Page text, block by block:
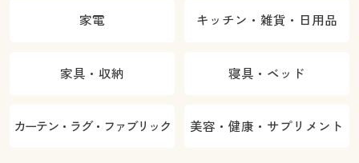
家電 キッチン・雑貨・日用品
家具・収納 寝具・ベッド
カーテン・ラグ・ファブリック 美容・健康・サプリメント